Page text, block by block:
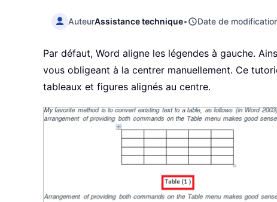
AuteurAssistance technique• Date de
Par défaut, Word aligne les légendes à gauche.
vous obligeant à la centrer manuellement. Ce
tableaux et figures alignés au centre.